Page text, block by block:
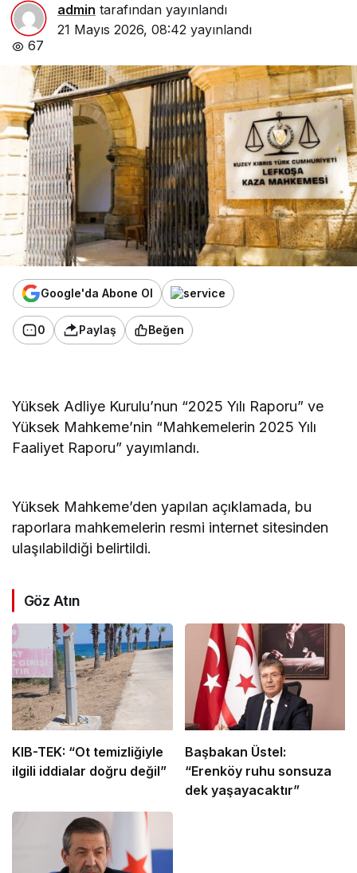
admin tarafından yayınlandı
21 Mayıs 2026, 08:42 yayınlandı
67
Google'da Abone Ol
0 Paylaş Beğen
Yüksek Adliye Kurulu’nun “2025 Yılı Raporu” ve
Yüksek Mahkeme’nin “Mahkemelerin 2025 Yılı
Faaliyet Raporu” yayımlandı.
Yüksek Mahkeme’den yapılan açıklamada, bu
raporlara mahkemelerin resmi internet sitesinden
ulaşılabildiği belirtildi.
Göz Atın
KIB-TEK: “Ot temizliğiyle
ilgili iddialar doğru değil”
Başbakan Üstel:
“Erenköy ruhu sonsuza
dek yaşayacaktır”